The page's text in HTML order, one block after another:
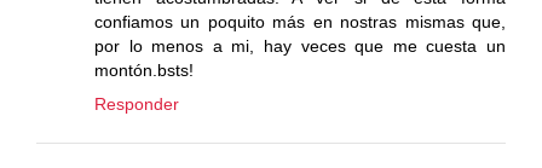
confiamos un poquito más en nostras mismas que,
por lo menos a mi, hay veces que me cuesta un
montón.bsts!
Responder